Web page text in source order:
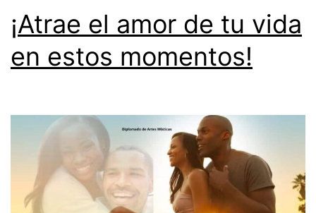
¡Atrae el amor de tu vida
en estos momentos!